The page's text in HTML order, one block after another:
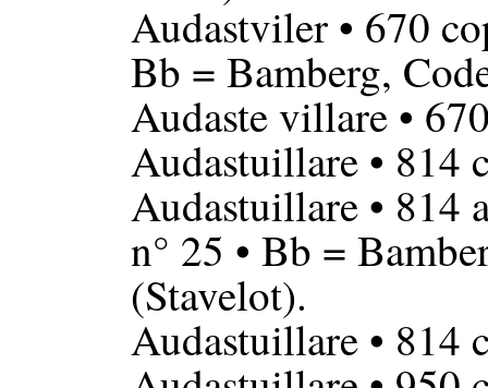
Audastviler• 670
Bb = Bamberg,
Audaste villare•
Audastuillare• 814
Audastuillare• 814
n° 25 • Bb =
(Stavelot).
Audastuillare• 814